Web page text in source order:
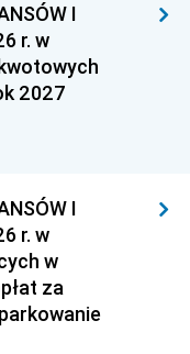
I
r. w
2027
I
r. w
w
za